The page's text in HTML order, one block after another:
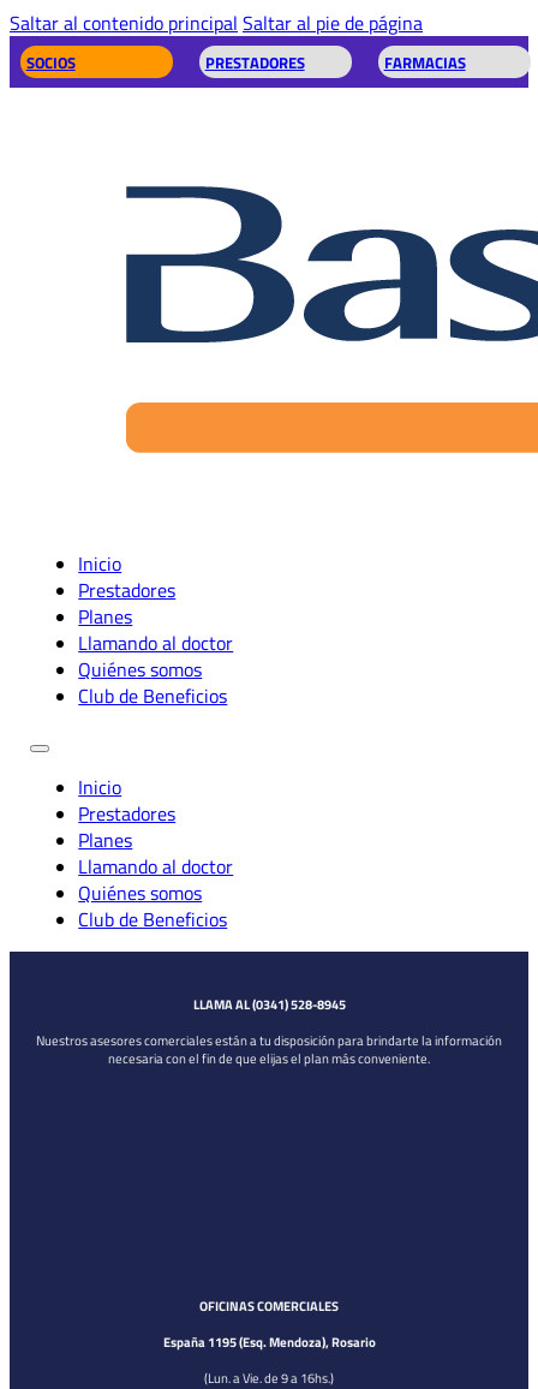
Saltar al contenido principal Saltar al pie de página
SOCIOS PRESTADORES FARMACIAS
Inicio
Prestadores
Planes
Llamando al doctor
Quiénes somos
Club de Beneficios
Inicio
Prestadores
Planes
Llamando al doctor
Quiénes somos
Club de Beneficios
LLAMA AL (0341) 528-8945
Nuestros asesores comerciales están a tu disposición para brindarte la información
necesaria con el fin de que elijas el plan más conveniente.
OFICINAS COMERCIALES
España 1195 (Esq. Mendoza), Rosario
(Lun. a Vie. de 9 a 16hs.)